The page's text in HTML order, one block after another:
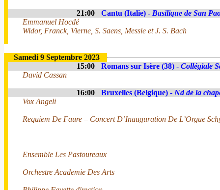
21:00 Cantu (Italie) - Basilique de San
Emmanuel Hocdé
Widor, Franck, Vierne, S. Saens, Messie et J. S. Bach
Samedi 9 Septembre 2023
15:00
Romans sur Isère (38) - Collégiale
David Cassan
16:00 Bruxelles (Belgique) - Nd de la
Vox Angeli
Requiem De Faure – Concert D’Inauguration De L’Orgue
Ensemble Les Pastoureaux
Orchestre Academie Des Arts